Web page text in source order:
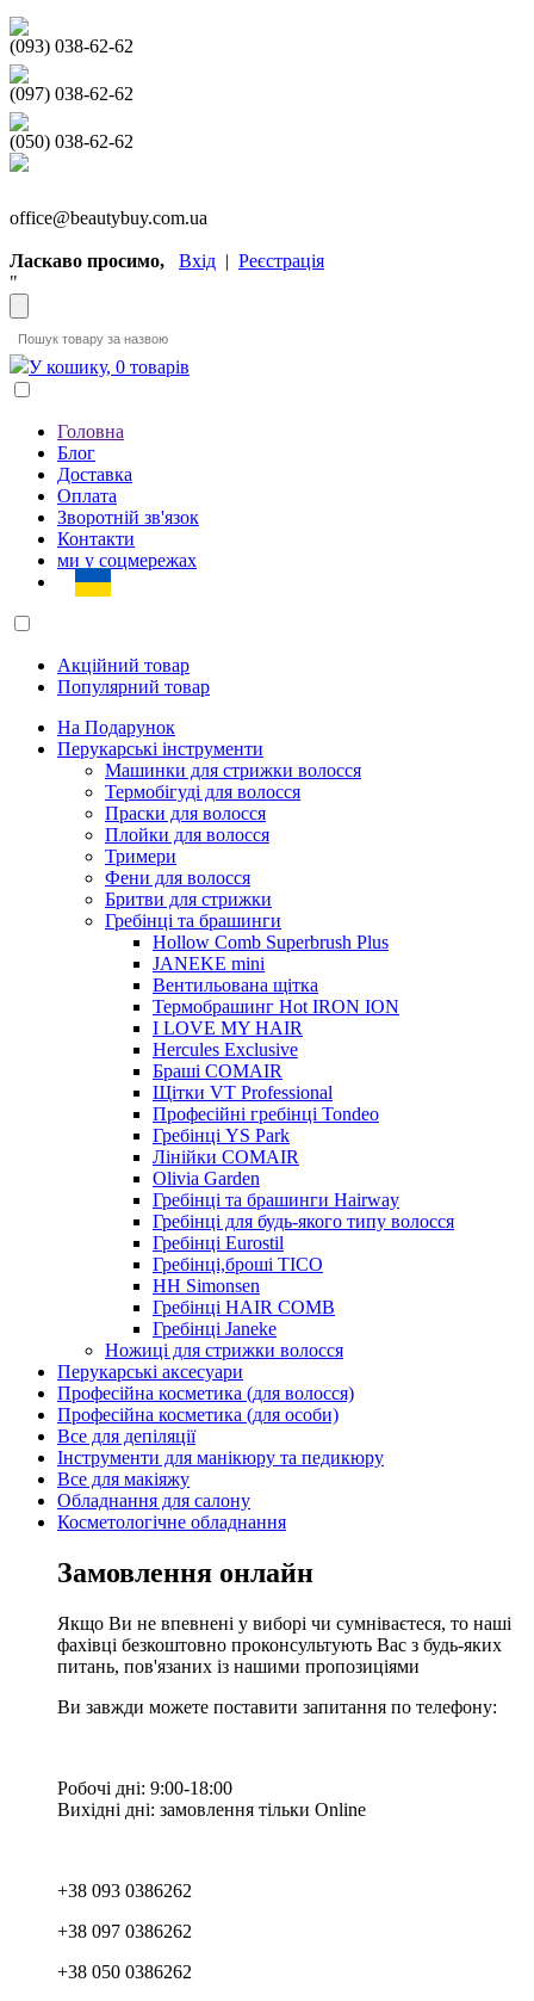
(093) 038-62-62
(097) 038-62-62
(050) 038-62-62
office@beautybuy.com.ua
Ласкаво просимо, Вхід | Реєстрація
"
У кошику, 0 товарів
Головна
Блог
Доставка
Оплата
Зворотній зв'язок
Контакти
ми у соцмережах
Акційний товар
Популярний товар
На Подарунок
Перукарські інструменти
Машинки для стрижки волосся
Термобігуді для волосся
Праски для волосся
Плойки для волосся
Тримери
Фени для волосся
Бритви для стрижки
Гребінці та брашинги
Hollow Comb Superbrush Plus
JANEKE mini
Вентильована щітка
Термобрашинг Hot IRON ION
I LOVE MY HAIR
Hercules Exclusive
Браші COMAIR
Щітки VT Professional
Професійні гребінці Tondeo
Гребінці YS Park
Лінійки COMAIR
Olivia Garden
Гребінці та брашинги Hairway
Гребінці для будь-якого типу волосся
Гребінці Eurostil
Гребінці,броші TICO
HH Simonsen
Гребінці HAIR COMB
Гребінці Janeke
Ножиці для стрижки волосся
Перукарські аксесуари
Професійна косметика (для волосся)
Професійна косметика (для особи)
Все для депіляції
Інструменти для манікюру та педикюру
Все для макіяжу
Обладнання для салону
Косметологічне обладнання
Замовлення онлайн
Якщо Ви не впевнені у виборі чи сумніваєтеся, то наші
фахівці безкоштовно проконсультують Вас з будь-яких
питань, пов'язаних із нашими пропозиціями
Ви завжди можете поставити запитання по телефону:
Робочі дні: 9:00-18:00
Вихідні дні: замовлення тільки Online
+38 093 0386262
+38 097 0386262
+38 050 0386262